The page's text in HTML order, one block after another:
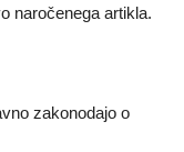
naročenega artikla.
zakonodajo o